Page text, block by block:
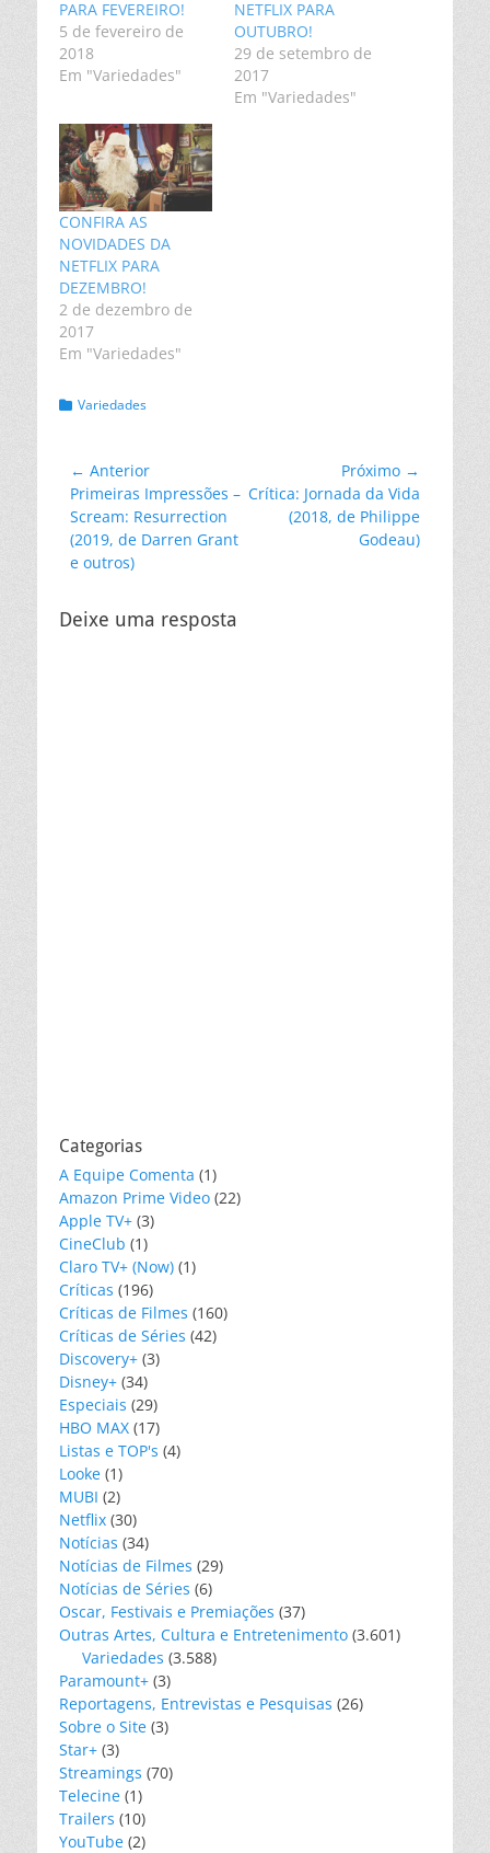
PARA FEVEREIRO!
5 de fevereiro de
2018
Em "Variedades"
NETFLIX PARA
OUTUBRO!
29 de setembro de
2017
Em "Variedades"
CONFIRA AS
NOVIDADES DA
NETFLIX PARA
DEZEMBRO!
2 de dezembro de
2017
Em "Variedades"
Categorias:
Variedades
Navegação
de
Post
← Anterior
Post
anterior:
Primeiras Impressões –
Scream: Resurrection
(2019, de Darren Grant
e outros)
Próximo →
Próximo
Crítica: Jornada da Vida
(2018, de Philippe
Godeau)
Deixe uma resposta
Categorias
A Equipe Comenta (1)
Amazon Prime Video (22)
Apple TV+ (3)
CineClub (1)
Claro TV+ (Now) (1)
Críticas (196)
Críticas de Filmes (160)
Críticas de Séries (42)
Discovery+ (3)
Disney+ (34)
Especiais (29)
HBO MAX (17)
Listas e TOP's (4)
Looke (1)
MUBI (2)
Netflix (30)
Notícias (34)
Notícias de Filmes (29)
Notícias de Séries (6)
Oscar, Festivais e Premiações (37)
Outras Artes, Cultura e Entretenimento (3.601)
Variedades (3.588)
Paramount+ (3)
Reportagens, Entrevistas e Pesquisas (26)
Sobre o Site (3)
Star+ (3)
Streamings (70)
Telecine (1)
Trailers (10)
YouTube (2)